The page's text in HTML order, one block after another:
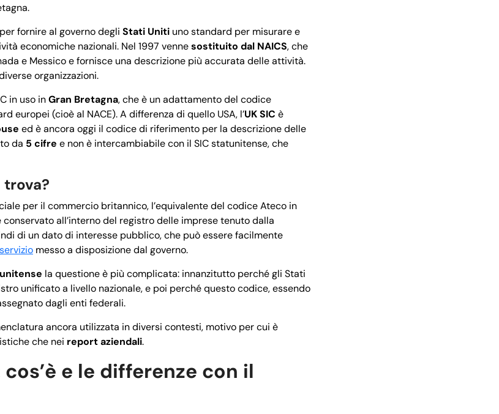
fornire al governo degli Stati Uniti uno standard per misurare e
economiche nazionali. Nel 1997 vennesostituito dal NAICS, che
e Messico e fornisce una descrizione più accurata delle attività.
organizzazioni.
in uso inGran Bretagna, che è un adattamento del codice
europei (cioè al NACE). A differenza di quello USA, l’UK SIC è
ed è ancora oggi il codice di riferimento per la descrizione delle
da 5 cifre e non è intercambiabile con il SIC statunitense, che
trova?
per il commercio britannico, l’equivalente del codice Ateco in
conservato all’interno del registro delle imprese tenuto dalla
di un dato di interesse pubblico, che può essere facilmente
servizio messo a disposizione dal governo.
la questione è più complicata: innanzitutto perché gli Stati
unificato a livello nazionale, e poi perché questo codice, essendo
dagli enti federali.
ancora utilizzata in diversi contesti, motivo per cui è
che nei report aziendali.
e le differenze con il